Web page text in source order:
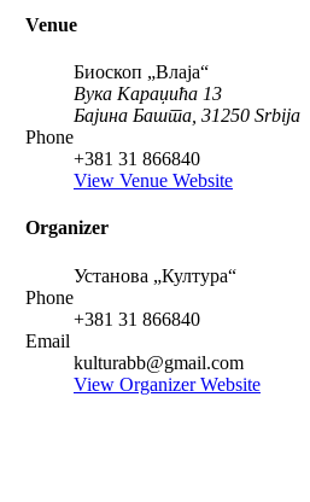
Venue
Биоскоп „Влаја“
Вука Караџића 13
Бајина Башта 31250 Srbija
Phone
+381 31 866840
View Venue Website
Organizer
Установа „Култура“
Phone
+381 31 866840
Email
kulturabb@gmail.com
View Organizer Website